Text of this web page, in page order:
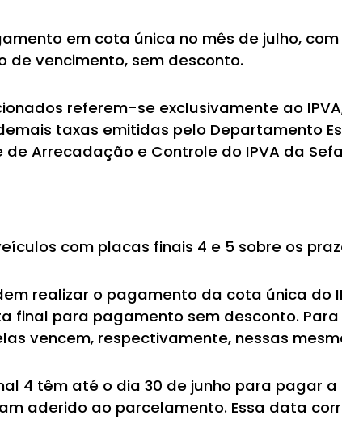
em cota única no mês de julho,
de vencimento, sem desconto.
referem-se exclusivamente ao
taxas emitidas pelo Departamento
Arrecadação e Controle do IPVA da
com placas finais 4 e 5 sobre os
realizar o pagamento da cota única do
final para pagamento sem desconto.
vencem, respectivamente, nessas
4 têm até o dia 30 de junho para pagar
aderido ao parcelamento. Essa data